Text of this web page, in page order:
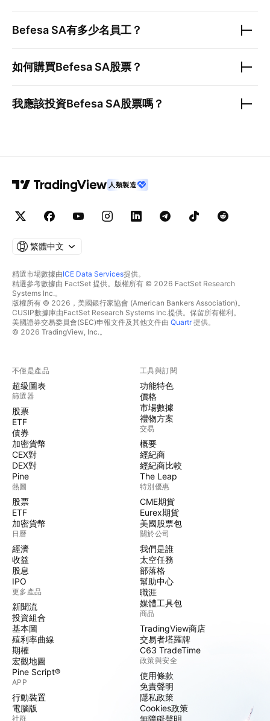
Befesa SA有多少名員工？
如何購買Befesa SA股票？
我應該投資Befesa SA股票嗎？
人類製造
繁體中文
精選市場數據由ICE Data Services提供。
精選參考數據由 FactSet 提供。版權所有 © 2026 FactSet Research
Systems Inc.。
版權所有 © 2026，美國銀行家協會 (American Bankers Association)。
CUSIP數據庫由FactSet Research Systems Inc.提供。保留所有權利。
美國證券交易委員會(SEC)申報文件及其他文件由 Quartr提供。
© 2026 TradingView, Inc.。
不僅是產品
超級圖表
篩選器
股票
ETF
債券
加密貨幣
CEX對
DEX對
Pine
熱圖
股票
ETF
加密貨幣
日曆
經濟
收益
股息
IPO
更多產品
新聞流
投資組合
基本圖
殖利率曲線
期權
宏觀地圖
Pine Script®
APP
行動裝置
電腦版
社群
工具與訂閱
功能特色
價格
市場數據
禮物方案
交易
概要
經紀商
經紀商比較
The Leap
特別優惠
CME期貨
Eurex期貨
美國股票包
關於公司
我們是誰
太空任務
部落格
幫助中心
職涯
媒體工具包
商品
TradingView商店
交易者塔羅牌
C63 TradeTime
政策與安全
使用條款
免責聲明
隱私政策
Cookies政策
無障礙聲明